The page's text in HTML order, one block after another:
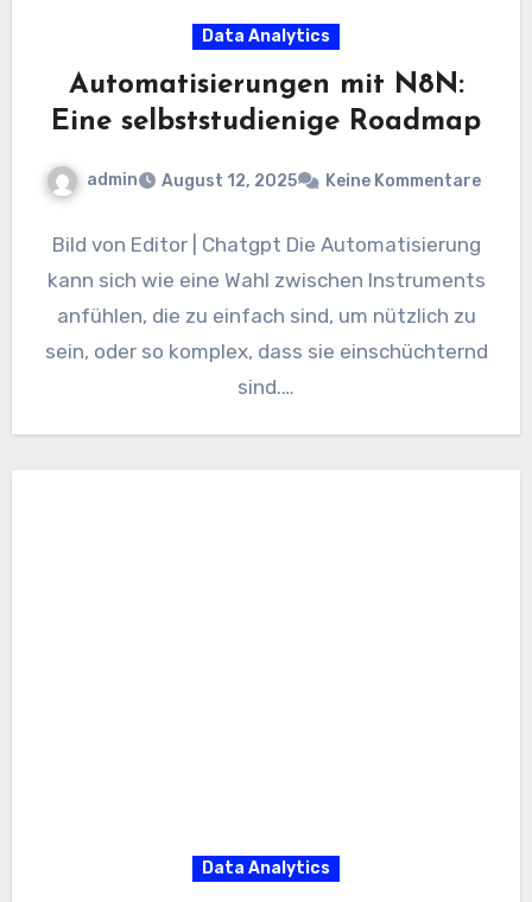
Data Analytics
Automatisierungen mit N8N:
Eine selbststudienige Roadmap
admin August 12, 2025 Keine Kommentare
Bild von Editor | Chatgpt Die Automatisierung
kann sich wie eine Wahl zwischen Instruments
anfühlen, die zu einfach sind, um nützlich zu
sein, oder so komplex, dass sie einschüchternd
sind.…
Data Analytics